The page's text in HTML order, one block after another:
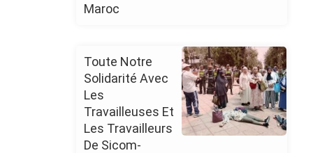
Maroc
Toute Notre
Solidarité Avec
Les
Travailleuses Et
Les Travailleurs
De Sicom-